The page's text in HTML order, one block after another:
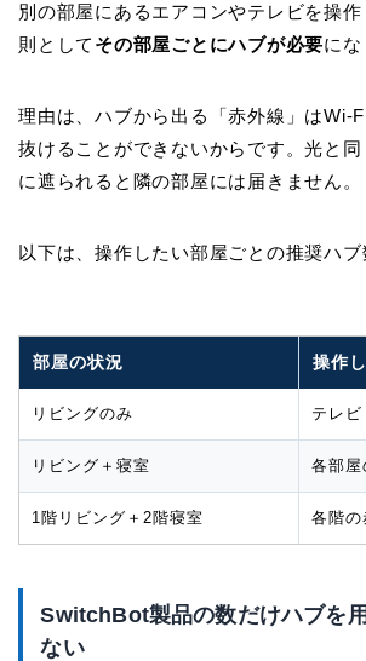
別の部屋にあるエアコンやテレビを操
則として その部屋ごとにハブが必要にな
理由は、ハブから出る「赤外線」はWi-
抜けることができないからです。光と
に遮られると隣の部屋には届きません。
以下は、操作したい部屋ごとの推奨ハブ
部屋の状況 操作
リビングのみ テレビ
リビング＋寝室 各部屋
1階リビング＋2階寝室 各階の
SwitchBot製品の数だけハブを
ない